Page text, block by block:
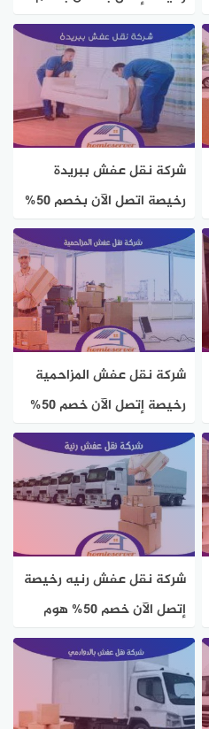
50% هوم سيرفر
شركة نقل عفش ببريدة
رخيصة اتصل الآن بخصم 50%
هوم سيرفر
شركة نقل عفش المزاحمية
رخيصة إتصل الآن خصم 50%
هوم سيرفر
شركة نقل عفش رنيه رخيصة
إتصل الآن خصم 50% هوم
سيرفر